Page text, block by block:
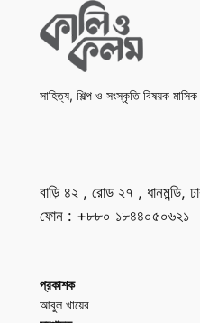
সাহিত্য, শিল্প ও সংস্কৃতি বিষয়ক
বাড়ি ৪২ , রোড ২৭ , ধানমন্ডি,
ফোন : +৮৮০ ১৮৪৪০৫০৬২১
প্রকাশক
আবুল খায়ের